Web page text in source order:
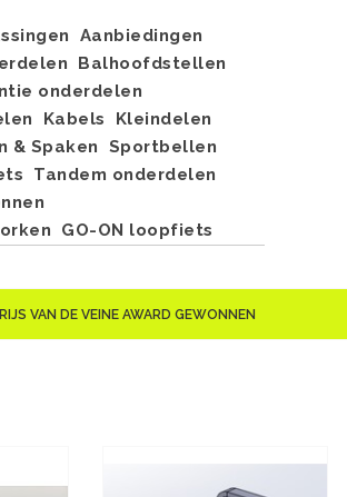
Aanbiedingen
Balhoofdstellen
onderdelen
Kabels
Kleindelen
& Spaken
Sportbellen
Tandem onderdelen
GO-ON loopfiets
VAN DE VEINE AWARD GEWONNEN